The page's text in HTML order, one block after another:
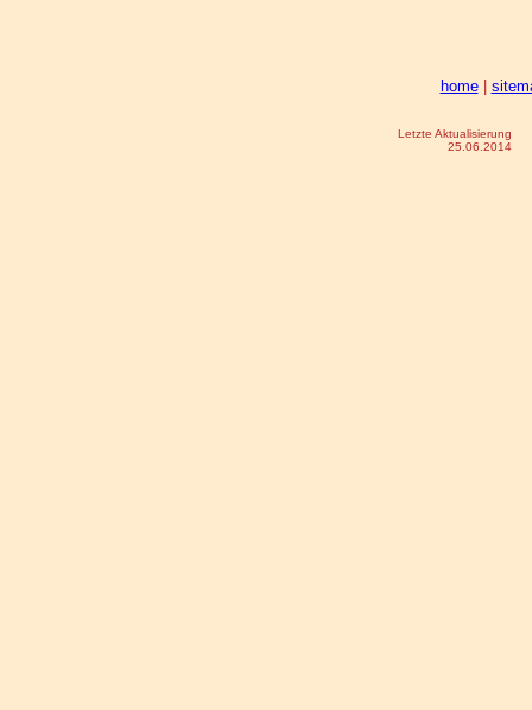
home|
Letzte Aktualisierung
25.06.2014